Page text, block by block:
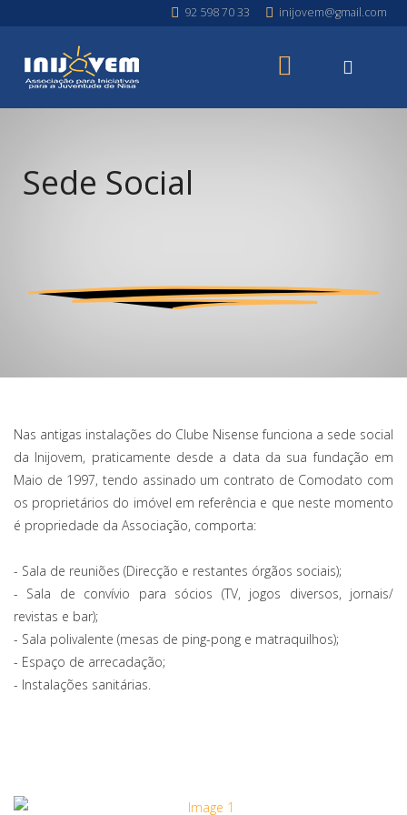
92 598 70 33 inijovem@gmail.com
Sede Social
Nas antigas instalações do Clube Nisense funciona a sede social
da Inijovem, praticamente desde a data da sua fundação em
Maio de 1997, tendo assinado um contrato de Comodato com
os proprietários do imóvel em referência e que neste momento
é propriedade da Associação, comporta:
- Sala de reuniões (Direcção e restantes órgãos sociais);
- Sala de convívio para sócios (TV, jogos diversos, jornais/
revistas e bar);
- Sala polivalente (mesas de ping-pong e matraquilhos);
- Espaço de arrecadação;
- Instalações sanitárias.